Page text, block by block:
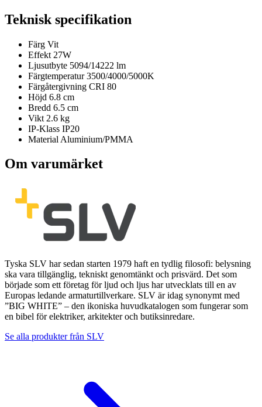
Teknisk specifikation
Färg Vit
Effekt 27W
Ljusutbyte 5094/14222 lm
Färgtemperatur3500/4000/5000K
Färgåtergivning CRI 80
Höjd 6.8 cm
Bredd 6.5 cm
Vikt 2.6 kg
IP-Klass IP20
Material Aluminium/PMMA
Om varumärket
Tyska SLV har sedan starten 1979 haft en tydlig filosofi: belysning
ska vara tillgänglig, tekniskt genomtänkt och prisvärd. Det som
började som ett företag för ljud och ljus har utvecklats till en av
Europas ledande armaturtillverkare. SLV är idag synonymt med
”BIG WHITE” – den ikoniska huvudkatalogen som fungerar som
en bibel för elektriker, arkitekter och butiksinredare.
Se alla produkter från SLV